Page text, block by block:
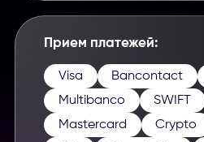
Прием платежей:
Visa Bancontact
Multibanco
SWIFT
Mastercard
Crypto